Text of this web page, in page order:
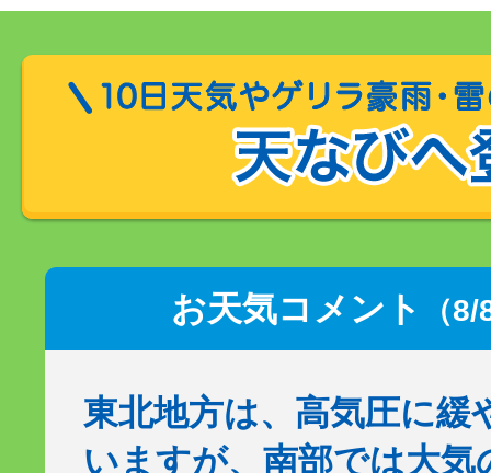
お天気コメント （
東北地方は、高気圧に緩
いますが、南部では大気